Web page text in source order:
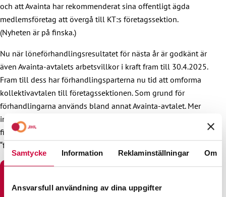
Samtycke Information Reklaminställningar Om
Ansvarsfull användning av dina uppgifter
och att Avainta har rekommenderat sina offentligt ägda
medlemsföretag att övergå till KT:s företagssektion.
(Nyheten är på finska.)
Nu när löneförhandlingsresultatet för nästa år är godkänt är
även Avainta-avtalets arbetsvillkor i kraft fram till 30.4.2025.
Fram till dess har förhandlingsparterna nu tid att omforma
kollektivavtalen till företagssektionen. Som grund för
förhandlingarna används bland annat Avainta-avtalet. Mer
information om företagssektionens framtida avtalsområde
finns på vår webbplats
“företagssektion”)
AVAINTA-AVTALETS LÖNEFÖRHÖJNINGAR 2024 (PÅ